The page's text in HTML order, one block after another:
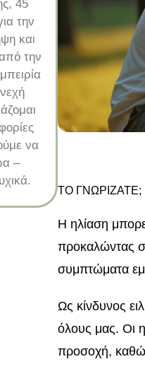
45
την
και
την
να
–
ΤΟ ΓΝΩΡΙΖΑΤΕ;
Η ηλίαση
προκαλώντας
συμπτώματα
Ως κίνδυνος
όλους μας. Οι
προσοχή,